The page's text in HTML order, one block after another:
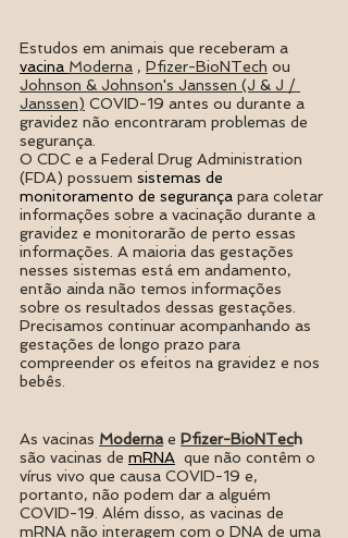
Estudos em animais que receberam a
vacina Moderna , Pfizer-BioNTech ou
Johnson & Johnson's Janssen (J & J /
Janssen) COVID-19 antes ou durante a
gravidez não encontraram problemas de
segurança.
O CDC e a Federal Drug Administration
(FDA) possuem sistemas de
monitoramento de segurança para coletar
informações sobre a vacinação durante a
gravidez e monitorarão de perto essas
informações. A maioria das gestações
nesses sistemas está em andamento,
então ainda não temos informações
sobre os resultados dessas gestações.
Precisamos continuar acompanhando as
gestações de longo prazo para
compreender os efeitos na gravidez e nos
bebês.
As vacinas Moderna e Pfizer-BioNTech
são vacinas de mRNA
  que não contêm o
vírus vivo que causa COVID-19 e,
portanto, não podem dar a alguém
COVID-19. Além disso, as vacinas de
mRNA não interagem com o DNA de uma